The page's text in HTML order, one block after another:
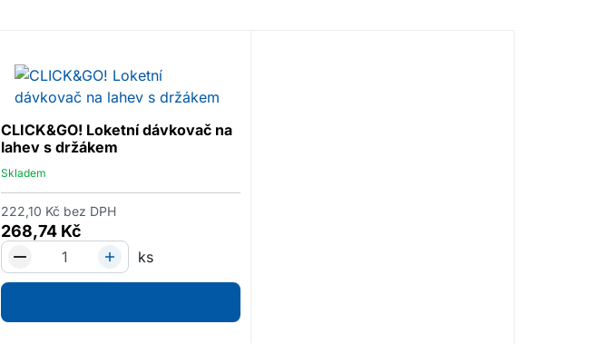
CLICK&GO! Loketní dávkovač na
lahev s držákem
Skladem
268,74 Kč
222,10 Kč bez DPH
ks